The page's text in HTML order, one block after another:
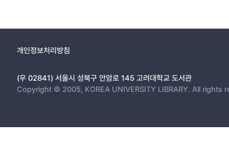
개인정보처리방침
(우 02841) 서울시 성북구 안암로 145 고려대학교 도서관
Copyright © 2005, KOREA UNIVERSITY LIBRARY. All rights